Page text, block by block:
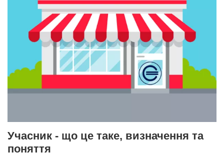
Учасник - що це таке, визначення та
поняття